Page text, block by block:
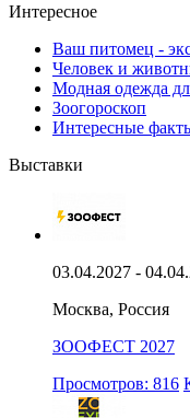
Интересное
Ваш питомец -
Человек и
Модная одежда
Зоогороскоп
Интересные
Выставки
03.04.2027 -
Москва, Россия
ЗООФЕСТ 2027
Просмотров: 816